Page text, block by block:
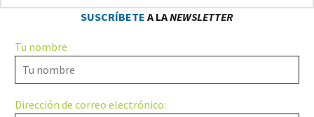
SUSCRÍBETE A LANEWSLETTER
Tu nombre
Dirección de correo electrónico: